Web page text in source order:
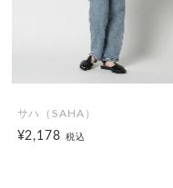
サハ（SAHA）
¥2,178税込